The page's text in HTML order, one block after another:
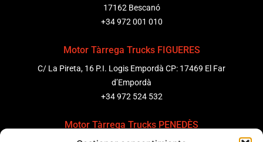
17162 Bescanó
+34 972 001 010
Motor Tàrrega Trucks FIGUERES
C/ La Pireta, 16 P.I. Logis Empordà CP: 17469 El Far
d’Empordà
+34 972 524 532
Motor Tàrrega Trucks PENEDÈS